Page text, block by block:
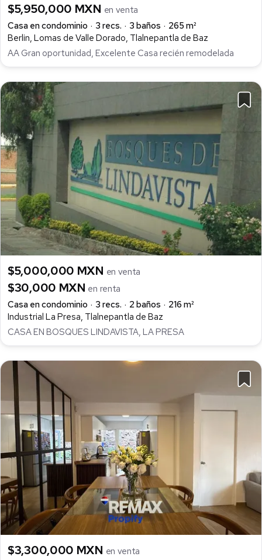
$5,950,000 MXN en venta
Casa en condominio
3 recs. 3 baños
265 m²
Berlin, Lomas de Valle Dorado, Tlalnepantla de Baz
AA Gran oportunidad, Excelente Casa recién remodelada
$5,000,000 MXN en venta
$30,000 MXN en renta
Casa en condominio
3 recs. 2 baños
216 m²
Industrial La Presa, Tlalnepantla de Baz
CASA EN BOSQUES LINDAVISTA, LA PRESA
$3,300,000 MXN en venta